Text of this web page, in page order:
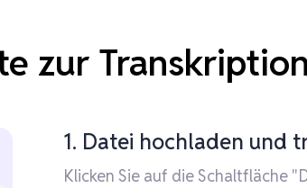
zur
1. Datei hochladen und
Klicken Sie auf die Schaltfläche